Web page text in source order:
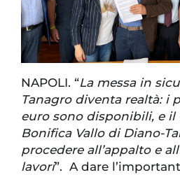
NAPOLI. “La messa in
Tanagro diventa realtà: i
euro sono disponibili, e il
Bonifica Vallo di Diano-
procedere all’appalto e
lavori”. A dare